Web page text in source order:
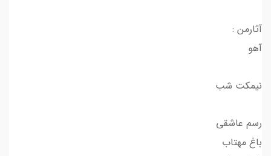
آثارمن :
آهو
نیمکت شب
رسم عاشقی
باغ مهتاب